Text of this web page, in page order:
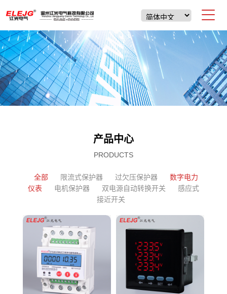
产品中心
PRODUCTS
全部 限流式保护器 过欠压保护器
数字电力
仪表
电机保护器 双电源自动转换开关
感应式
接近开关